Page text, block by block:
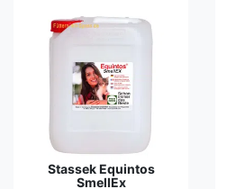
Stassek Equintos
SmellEx